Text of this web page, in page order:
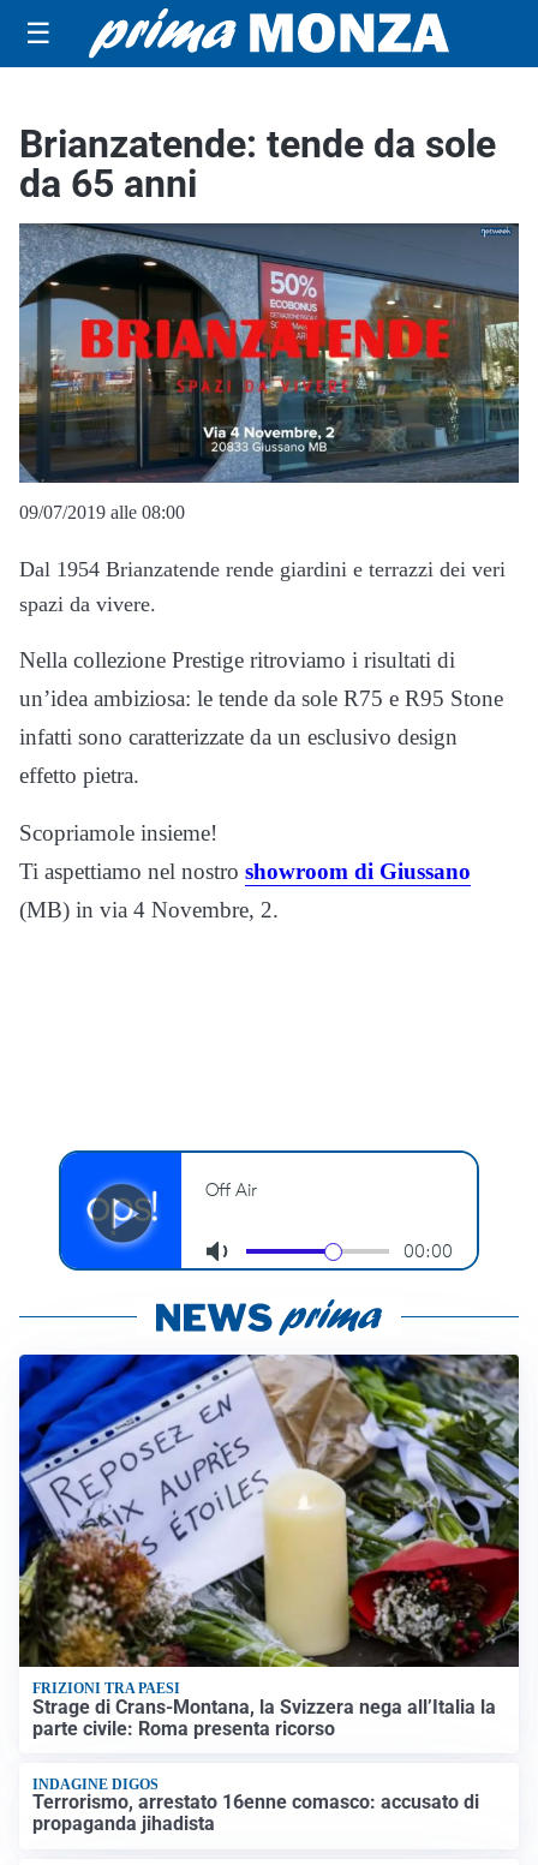
☰
Brianzatende: tende da sole
da 65 anni
09/07/2019 alle 08:00
Dal 1954 Brianzatende rende giardini e terrazzi dei veri
spazi da vivere.
Nella collezione Prestige ritroviamo i risultati di
un’idea ambiziosa: le tende da sole R75 e R95 Stone
infatti sono caratterizzate da un esclusivo design
effetto pietra.
Scopriamole insieme!
Ti aspettiamo nel nostro showroom di Giussano
(MB) in via 4 Novembre, 2.
FRIZIONI TRA PAESI
Strage di Crans-Montana, la Svizzera nega all’Italia la
parte civile: Roma presenta ricorso
INDAGINE DIGOS
Terrorismo, arrestato 16enne comasco: accusato di
propaganda jihadista